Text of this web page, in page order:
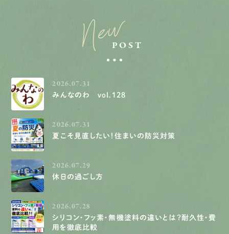
NewPOST
2026.07.31
みんなのわ vol.128
2026.07.31
夏こそ見直したい！住まいの防災対策
2026.07.29
休日の過ごし方
2026.07.28
シリコン・フッ素・無機塗料の違いとは？耐久性・費
用を徹底比較